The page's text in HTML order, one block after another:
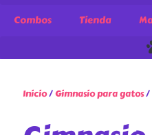
Combos Tienda
Inicio/Gimnasio para gatos/